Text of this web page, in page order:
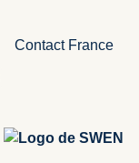
Contact France